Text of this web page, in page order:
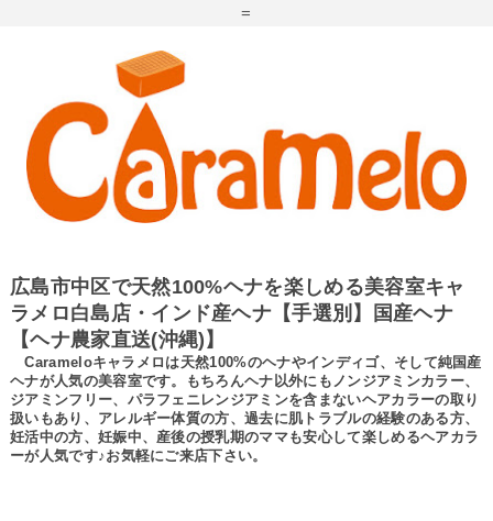
=
広島市中区で天然100%ヘナを楽しめる美容室キャ
ラメロ白島店・インド産ヘナ【手選別】国産ヘナ
【ヘナ農家直送(沖縄)】
Carameloキャラメロは天然100%のヘナやインディゴ、そして純国産
ヘナが人気の美容室です。もちろんヘナ以外にもノンジアミンカラー、
ジアミンフリー、パラフェニレンジアミンを含まないヘアカラーの取り
扱いもあり、アレルギー体質の方、過去に肌トラブルの経験のある方、
妊活中の方、妊娠中、産後の授乳期のママも安心して楽しめるヘアカラ
ーが人気です♪お気軽にご来店下さい。